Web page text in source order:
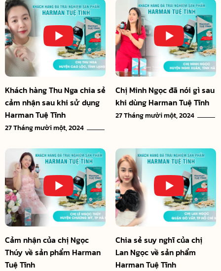
Khách hàng Thu Nga chia sẻ
cảm nhận sau khi sử dụng
Harman Tuệ Tĩnh
27 Tháng mười một, 2024
Chị Minh Ngọc đã nói gì sau
khi dùng Harman Tuệ Tĩnh
27 Tháng mười một, 2024
Cảm nhận của chị Ngọc
Thúy về sản phẩm Harman
Tuệ Tĩnh
Chia sẻ suy nghĩ của chị
Lan Ngọc về sản phẩm
Harman Tuệ Tĩnh